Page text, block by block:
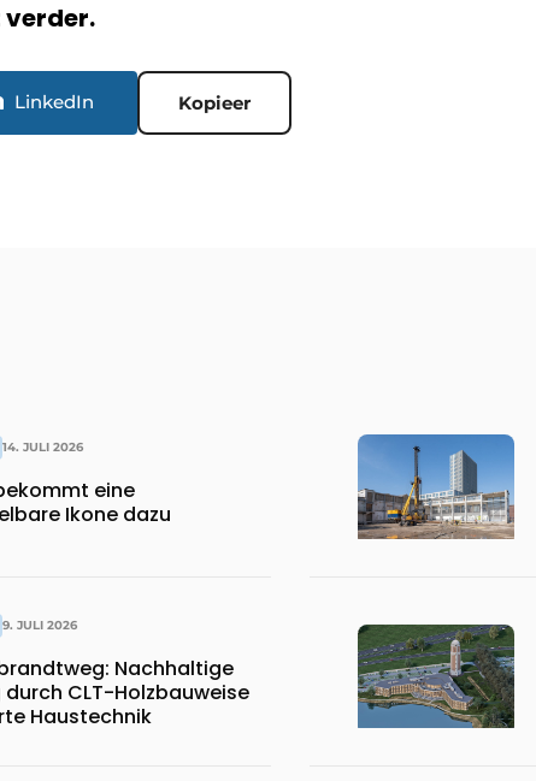
verder.
LinkedIn Kopieer
14. JULI 2026
eine
Ikone dazu
9. JULI 2026
Nachhaltige
CLT-Holzbauweise
Haustechnik